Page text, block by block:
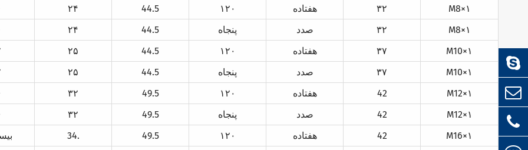
۲۴ 44.5 ۱۲۰ هفتاده ۳۲
M8×۱
۲۴ 44.5 پنجاه صدد ۳۲
M8×۱
۲۵ 44.5 ۱۲۰ هفتاده ۳۷
M10×۱
۲۵ 44.5 پنجاه صدد ۳۷
M10×۱
۳۲ 49.5 ۱۲۰ هفتاده 42
M12×۱
۳۲ 49.5 پنجاه صدد 42
M12×۱
34. 49.5 ۱۲۰ هفتاده 42
M16×۱